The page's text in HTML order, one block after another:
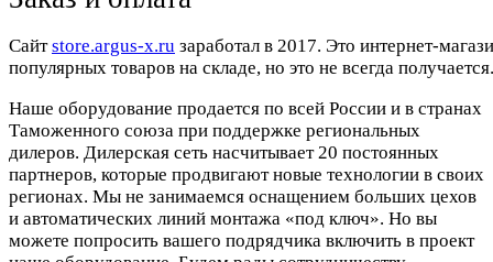
Cайтstore.argus-x.ru заработал в 2017. Это интернет-
популярных товаров на складе, но это не всегда
Наше оборудование продается по всей России и в странах
Таможенного союза при поддержке региональных
дилеров. Дилерская сеть насчитывает 20 постоянных
партнеров, которые продвигают новые технологии в своих
регионах. Мы не занимаемся оснащением больших цехов
и автоматических линий монтажа «под ключ». Но вы
можете попросить вашего подрядчика включить в проект